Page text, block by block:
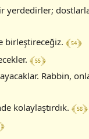
yerdedirler;
birleştireceğiz. ﴾ 54 ﴿
﴾ 55 ﴿
Rabbin,
kolaylaştırdık. ﴾ 58 ﴿